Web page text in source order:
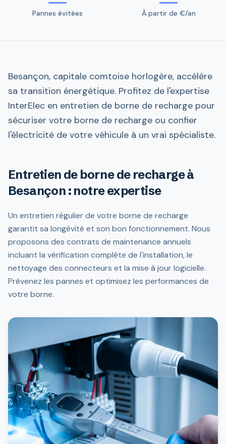
Pannes évitées À partir de €/an
Besançon, capitale comtoise horlogère, accélère
sa transition énergétique. Profitez de l'expertise
InterElec en entretien de borne de recharge pour
sécuriser votre borne de recharge ou confier
l'électricité de votre véhicule à un vrai spécialiste.
Entretien de borne de recharge à
Besançon : notre expertise
Un entretien régulier de votre borne de recharge
garantit sa longévité et son bon fonctionnement. Nous
proposons des contrats de maintenance annuels
incluant la vérification complète de l'installation, le
nettoyage des connecteurs et la mise à jour logicielle.
Prévenez les pannes et optimisez les performances de
votre borne.